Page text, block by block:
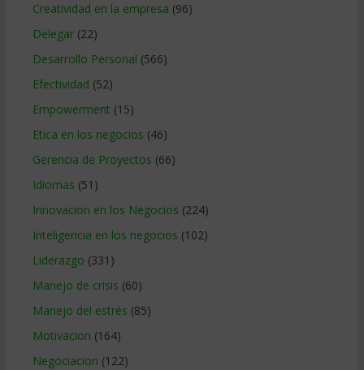
Creatividad en la empresa (96)
Delegar(22)
Desarrollo Personal (566)
Efectividad (52)
Empowerment (15)
Etica en los negocios (46)
Gerencia de Proyectos (66)
Idiomas (51)
Innovacion en los Negocios (224)
Inteligencia en los negocios (102)
Liderazgo (331)
Manejo de crisis (60)
Manejo del estrés (85)
Motivacion (164)
Negociacion (122)